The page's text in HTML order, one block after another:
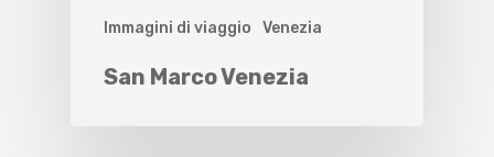
Immagini di viaggio Venezia
San Marco Venezia